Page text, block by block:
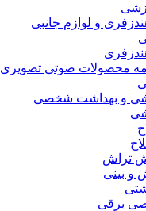
و لوازم جانبی
محصولات صوتی تصویری
و بهداشت شخصی
تراش
و بینی
برقی